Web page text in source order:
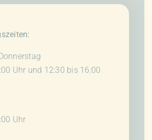
Uhr und 12:30 bis 16:00
Uhr